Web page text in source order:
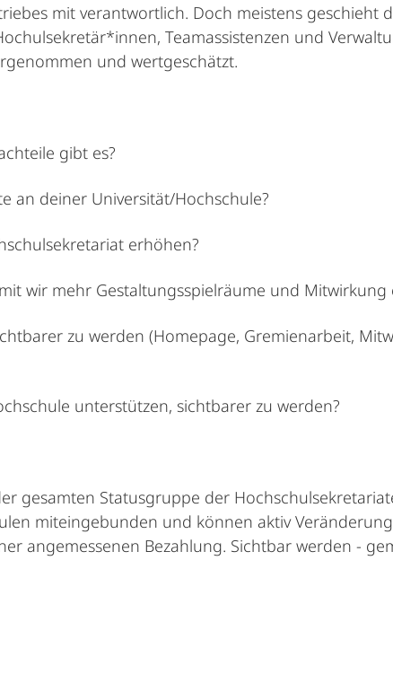
mit verantwortlich. Doch meistens geschieht
Teamassistenzen und
und wertgeschätzt.
gibt es?
an deiner Universität/Hochschule?
erhöhen?
wir mehr Gestaltungsspielräume und Mitwirkung
zu werden (Homepage, Gremienarbeit,
unterstützen, sichtbarer zu werden?
gesamten Statusgruppe der
miteingebunden und können aktiv
angemessenen Bezahlung. Sichtbar werden -